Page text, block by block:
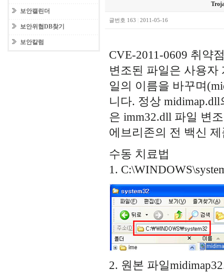
보안캘린더
보안위협DB찾기
보안칼럼
글번호 163 2011-05-16
CVE-2011-0609 취약
변조된 파일은 사용자
일의 이름을 바꾸며
니다. 정상
은 imm32.dll 파일 변
에브리존의 전 백신
수동 치료법
1.
2. 원본 파일